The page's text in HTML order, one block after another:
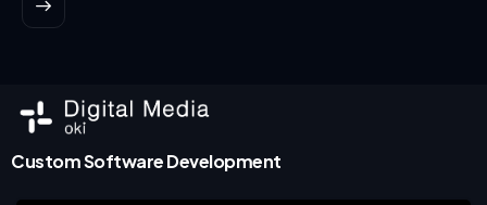
Custom Software Development